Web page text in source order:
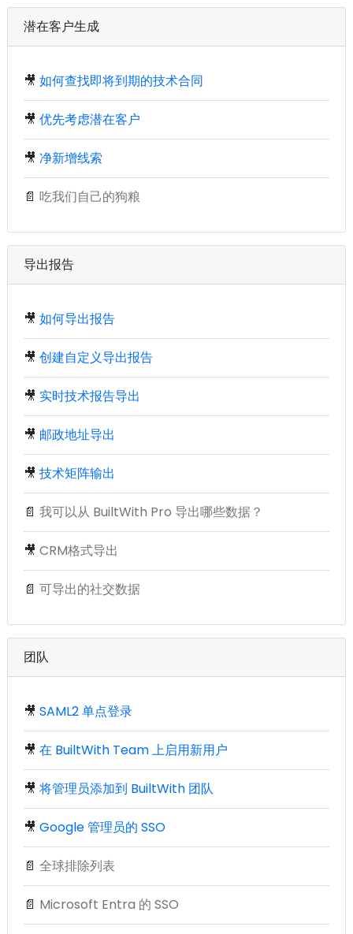
潜在客户生成
🎥 如何查找即将到期的技术合同
🎥 优先考虑潜在客户
🎥 净新增线索
📄 吃我们自己的狗粮
导出报告
🎥 如何导出报告
🎥 创建自定义导出报告
🎥 实时技术报告导出
🎥 邮政地址导出
🎥 技术矩阵输出
📄 我可以从 BuiltWith Pro 导出哪些数据？
🎥 CRM格式导出
📄 可导出的社交数据
团队
🎥 SAML2 单点登录
🎥 在 BuiltWith Team 上启用新用户
🎥 将管理员添加到 BuiltWith 团队
🎥 Google 管理员的 SSO
📄 全球排除列表
📄 Microsoft Entra 的 SSO